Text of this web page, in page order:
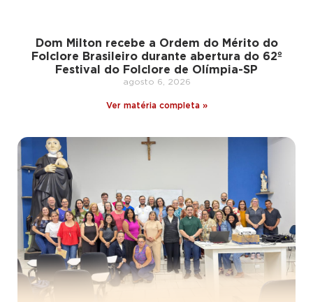
Dom Milton recebe a Ordem do Mérito do
Folclore Brasileiro durante abertura do 62º
Festival do Folclore de Olímpia-SP
agosto 6, 2026
Ver matéria completa »